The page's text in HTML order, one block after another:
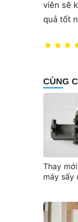
viên sẽ
quả tốt
CÙNG
Thay
máy sấy